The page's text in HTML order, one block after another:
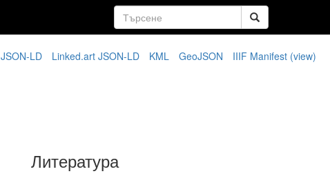
JSON-LD Linked.art JSON-LD KML GeoJSON IIIF Manifest (view)
Литература